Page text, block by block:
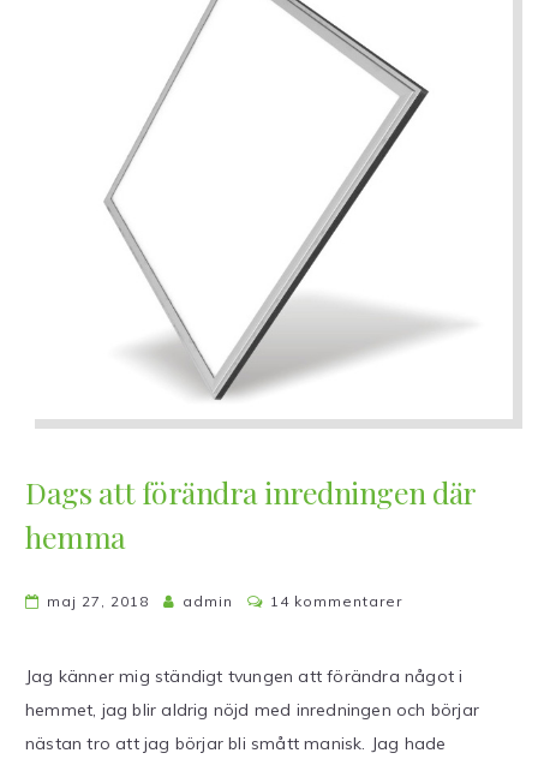
Dags att förändra inredningen där
hemma
maj 27, 2018 admin 14 kommentarertill
förändra
inredningen
där
Jag känner mig ständigt tvungen att förändra något i
hemmet, jag blir aldrig nöjd med inredningen och börjar
nästan tro att jag börjar bli smått manisk. Jag hade